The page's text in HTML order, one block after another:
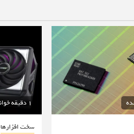
1 دقیقه خوانده شده
سخت افزارها